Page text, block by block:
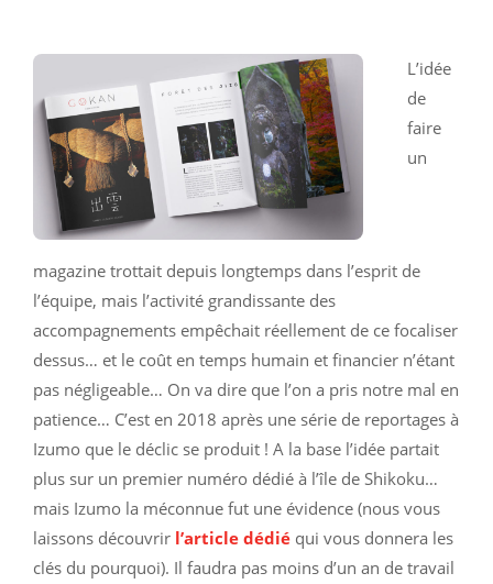
L’idée
de
faire
un
magazine trottait depuis longtemps dans l’esprit de
l’équipe, mais l’activité grandissante des
accompagnements empêchait réellement de ce focaliser
dessus… et le coût en temps humain et financier n’étant
pas négligeable… On va dire que l’on a pris notre mal en
patience… C’est en 2018 après une série de reportages à
Izumo que le déclic se produit ! A la base l’idée partait
plus sur un premier numéro dédié à l’île de Shikoku…
mais Izumo la méconnue fut une évidence (nous vous
laissons découvrir l’article dédié qui vous donnera les
clés du pourquoi). Il faudra pas moins d’un an de travail